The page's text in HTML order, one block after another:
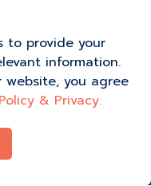
to provide your
information.
you agree
& Privacy.